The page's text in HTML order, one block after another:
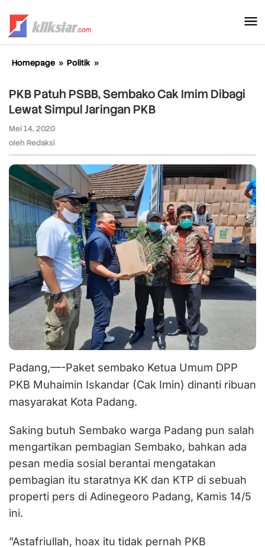
konten
Homepage » Politik »
PSBB,
Sembako
Cak
Simpul
Jaringan
PKB
PKB Patuh PSBB, Sembako Cak Imim Dibagi
Lewat Simpul Jaringan PKB
Mei 14, 2020
oleh Redaksi
Padang,—-Paket sembako Ketua Umum DPP
PKB Muhaimin Iskandar (Cak Imin) dinanti ribuan
masyarakat Kota Padang.
Saking butuh Sembako warga Padang pun salah
mengartikan pembagian Sembako, bahkan ada
pesan media sosial berantai mengatakan
pembagian itu staratnya KK dan KTP di sebuah
properti pers di Adinegeoro Padang, Kamis 14/5
ini.
”Astafriullah, hoax itu tidak pernah PKB